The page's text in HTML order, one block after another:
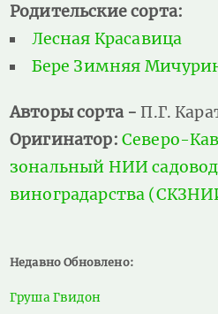
Родительские сорта:
Лесная Красавица
Бере Зимняя
Авторы сорта -П.Г.
Оригинатор: Северо-
зональный НИИ
виноградарства
Недавно Обновлено:
Груша Гвидон